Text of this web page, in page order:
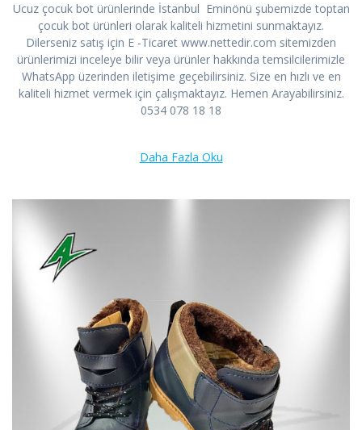
Ucuz çocuk bot ürünlerinde İstanbul Eminönü şubemizde toptan
çocuk bot ürünleri olarak kaliteli hizmetini sunmaktayız.
Dilerseniz satış için E -Ticaret www.nettedir.com sitemizden
ürünlerimizi inceleye bilir veya ürünler hakkında temsilcilerimizle
WhatsApp üzerinden iletişime geçebilirsiniz. Size en hızlı ve en
kaliteli hizmet vermek için çalışmaktayız. Hemen Arayabilirsiniz.
0534 078 18 18
Daha Fazla Oku